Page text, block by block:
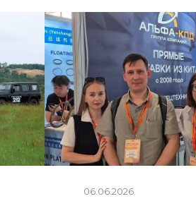
06.06.2026